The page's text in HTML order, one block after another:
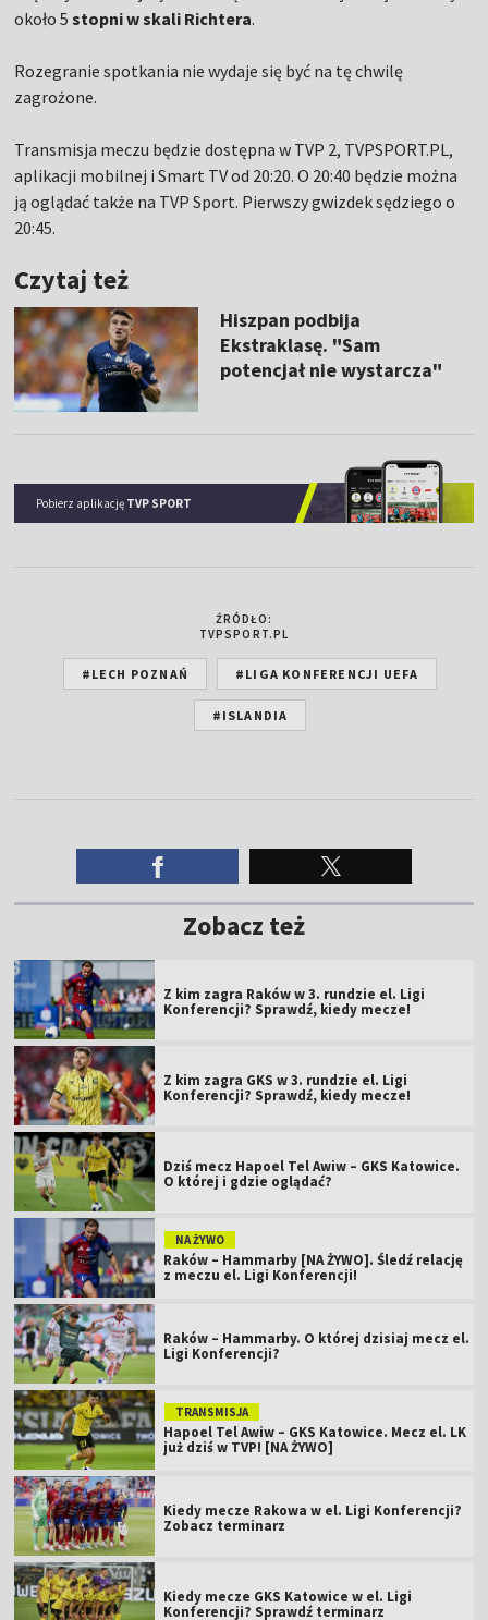
około 5stopni w skali Richtera.
Rozegranie spotkania nie wydaje się być na tę chwilę
zagrożone.
Transmisja meczu będzie dostępna w TVP 2, TVPSPORT.PL,
aplikacji mobilnej i Smart TV od 20:20. O 20:40 będzie można
ją oglądać także na TVP Sport. Pierwszy gwizdek sędziego o
20:45.
Czytaj też
Hiszpan podbija
Ekstraklasę. "Sam
potencjał nie wystarcza"
Pobierz aplikację TVP SPORT
ŹRÓDŁO:
TVPSPORT.PL
#LECH POZNAŃ #LIGA KONFERENCJI UEFA
#ISLANDIA
Zobacz też
Z kim zagra Raków w 3. rundzie el. Ligi
Konferencji? Sprawdź, kiedy mecze!
Z kim zagra GKS w 3. rundzie el. Ligi
Konferencji? Sprawdź, kiedy mecze!
Dziś mecz Hapoel Tel Awiw – GKS Katowice.
O której i gdzie oglądać?
NA ŻYWO
Raków – Hammarby [NA ŻYWO]. Śledź relację
z meczu el. Ligi Konferencji!
Raków – Hammarby. O której dzisiaj mecz el.
Ligi Konferencji?
TRANSMISJA
Hapoel Tel Awiw – GKS Katowice. Mecz el. LK
już dziś w TVP! [NA ŻYWO]
Kiedy mecze Rakowa w el. Ligi Konferencji?
Zobacz terminarz
Kiedy mecze GKS Katowice w el. Ligi
Konferencji? Sprawdź terminarz